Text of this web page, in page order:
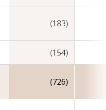
(183)
(154)
(726)